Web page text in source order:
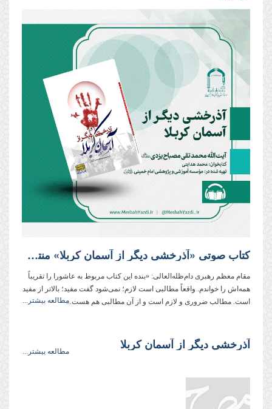
کتاب صوتی «آذرخشی دیگر از آسمان کربلا» منتشر شد
مقام معظم رهبری دام‌ظله‌العالی: «بنده این کتاب مربوط به عاشورا را تقریباً
همه‌اش را خواندم. واقعاً مطالبی است لازم؛ نمی‌شود گفت مفید؛ بالاتر از مفید
است. مطالب ضروری و لازم است و از آن مطالبی هم هست...مطالعه بیشتر...
آذرخشی‌ دیگر‌ از‌ آسمان‌ کربلا مطالعه بیشتر...